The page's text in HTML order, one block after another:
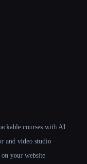
courses with AI
and video studio
your website